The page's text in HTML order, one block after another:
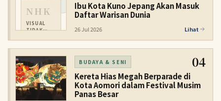
NHK
VISUAL
TIDAK
Ibu Kota Kuno Jepang Akan Masuk
Daftar Warisan Dunia
26 Jul 2026 Lihat
BUDAYA & SENI 04
Kereta Hias Megah Berparade di
Kota Aomori dalam Festival Musim
Panas Besar